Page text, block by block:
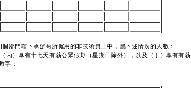
部門轄下承辦商所僱用的非技術員工中，屬下述情況的人數：
丙）享有十七天有薪公眾假期（星期日除外），以及（丁）享有有薪
字；